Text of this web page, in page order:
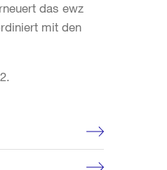
das ewz
mit den